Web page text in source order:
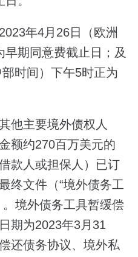
年4月26日（欧洲
期同意费截止日；及
时间）下午5时正为
他主要境外债权人
额约270百万美元的
款人或担保人）已订
终文件（“境外债务工
境外债务工具暂缓偿
期为2023年3月31
还债务协议、境外私